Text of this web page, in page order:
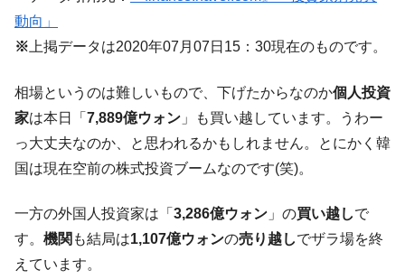
『Money1』
『Money1』
韓国型イージス搭載の次世代駆逐艦
『Money1』
【対日本円】ウォン安が急進！ 日米の協調
に韓国がいっちょがみしたのでは。
『Money1』
韓国政府『BYD』車への補助金を全廃 ⇒ 実
は韓国で『BYD』車は売れている。6カ月で対前年同期比
『Money1』
く空港に詰めかけ「出て行け！」「極右勢力」のプラカー
ドを掲げる「在韓反米勢力」
動向」
※上掲データは2020年07月07日15：30現在のものです。
相場というのは難しいもので、下げたからなのか個人投資
家は本日「 7,889億ウォン 」も買い越しています。うわー
っ大丈夫なのか、と思われるかもしれません。とにかく韓
国は現在空前の株式投資ブームなのです(笑)。
一方の外国人投資家は「 3,286億ウォン 」の買い越しで
す。 機関 も結局は1,107億ウォンの売り越しでザラ場を終
えています。